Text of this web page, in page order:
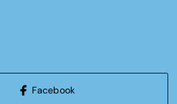
Facebook